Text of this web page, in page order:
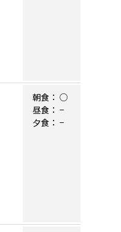
朝食： ○
昼食： −
夕食： −